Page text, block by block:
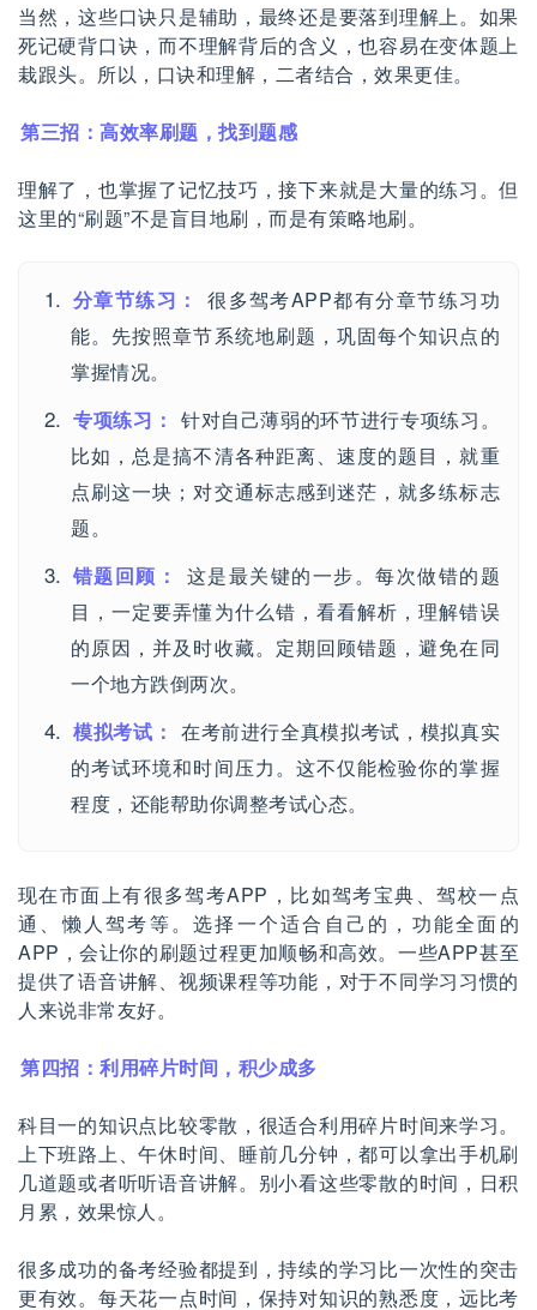
当然，这些口诀只是辅助，最终还是要落到理解上。如果
死记硬背口诀，而不理解背后的含义，也容易在变体题上
栽跟头。所以，口诀和理解，二者结合，效果更佳。
第三招：高效率刷题，找到题感
理解了，也掌握了记忆技巧，接下来就是大量的练习。但
这里的“刷题”不是盲目地刷，而是有策略地刷。
分章节练习：
很多驾考APP都有分章节练习功
能。先按照章节系统地刷题，巩固每个知识点的
掌握情况。
专项练习： 针对自己薄弱的环节进行专项练习。
比如，总是搞不清各种距离、速度的题目，就重
点刷这一块；对交通标志感到迷茫，就多练标志
题。
错题回顾：
这是最关键的一步。每次做错的题
目，一定要弄懂为什么错，看看解析，理解错误
的原因，并及时收藏。定期回顾错题，避免在同
一个地方跌倒两次。
模拟考试： 在考前进行全真模拟考试，模拟真实
的考试环境和时间压力。这不仅能检验你的掌握
程度，还能帮助你调整考试心态。
现在市面上有很多驾考APP，比如驾考宝典、驾校一点
通、懒人驾考等。选择一个适合自己的，功能全面的
APP，会让你的刷题过程更加顺畅和高效。一些APP甚至
提供了语音讲解、视频课程等功能，对于不同学习习惯的
人来说非常友好。
第四招：利用碎片时间，积少成多
科目一的知识点比较零散，很适合利用碎片时间来学习。
上下班路上、午休时间、睡前几分钟，都可以拿出手机刷
几道题或者听听语音讲解。别小看这些零散的时间，日积
月累，效果惊人。
很多成功的备考经验都提到，持续的学习比一次性的突击
更有效。每天花一点时间，保持对知识的熟悉度，远比考